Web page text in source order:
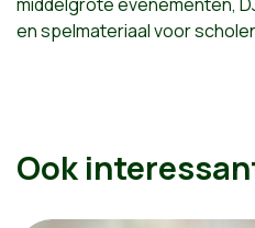
en spelmateriaal voor
Ook